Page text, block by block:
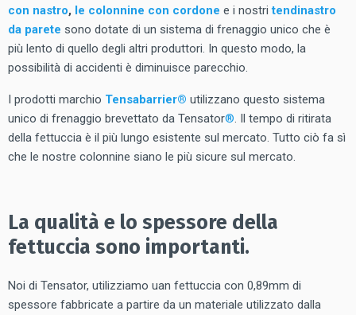
con nastro, le colonnine con cordone e i nostri tendinastro
da parete sono dotate di un sistema di frenaggio unico che è
più lento di quello degli altri produttori. In questo modo, la
possibilità di accidenti è diminuisce parecchio.
I prodotti marchio Tensabarrier® utilizzano questo sistema
unico di frenaggio brevettato da Tensator®. Il tempo di ritirata
della fettuccia è il più lungo esistente sul mercato. Tutto ciò fa sì
che le nostre colonnine siano le più sicure sul mercato.
La qualità e lo spessore della
fettuccia sono importanti.
Noi di Tensator, utilizziamo uan fettuccia con 0,89mm di
spessore fabbricate a partire da un materiale utilizzato dalla